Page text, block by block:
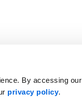
By accessing our
privacy policy.